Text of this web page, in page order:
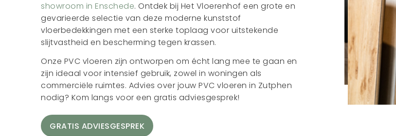
showroom in Enschede. Ontdek bij Het Vloerenhof een grote en
gevarieerde selectie van deze moderne kunststof
vloerbedekkingen met een sterke toplaag voor uitstekende
slijtvastheid en bescherming tegen krassen.
Onze PVC vloeren zijn ontworpen om écht lang mee te gaan en
zijn ideaal voor intensief gebruik, zowel in woningen als
commerciële ruimtes. Advies over jouw PVC vloeren in Zutphen
nodig? Kom langs voor een gratis adviesgesprek!
GRATIS ADVIESGESPREK